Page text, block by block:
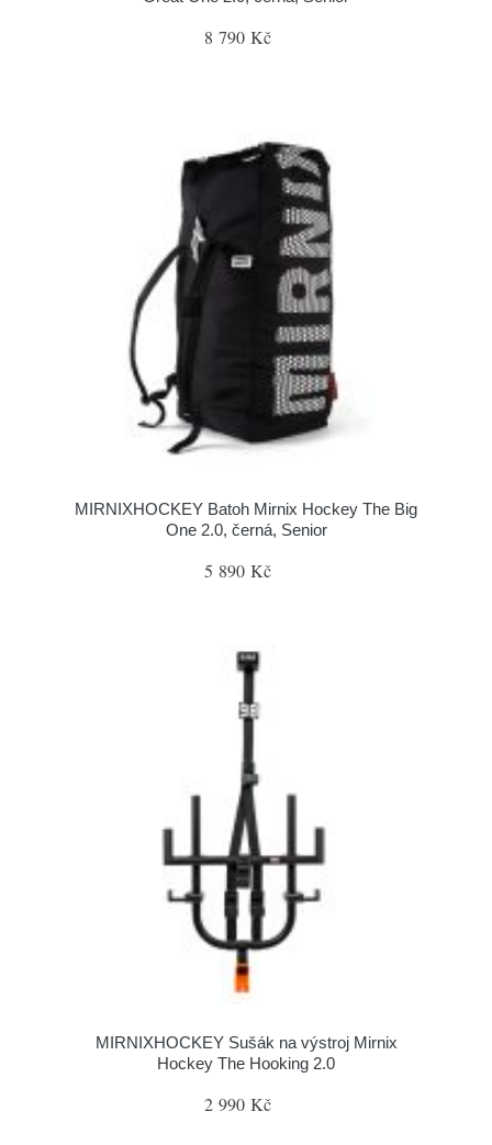
8 790 Kč
MIRNIXHOCKEY Batoh Mirnix Hockey The Big
One 2.0, černá, Senior
5 890 Kč
MIRNIXHOCKEY Sušák na výstroj Mirnix
Hockey The Hooking 2.0
2 990 Kč